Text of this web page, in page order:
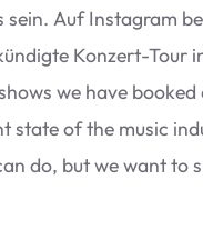
Auf Insta­gram
Kon­zert-
we have
state of the music
do, but we want